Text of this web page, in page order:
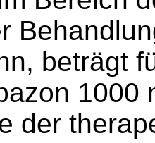
beträgt
1000
der